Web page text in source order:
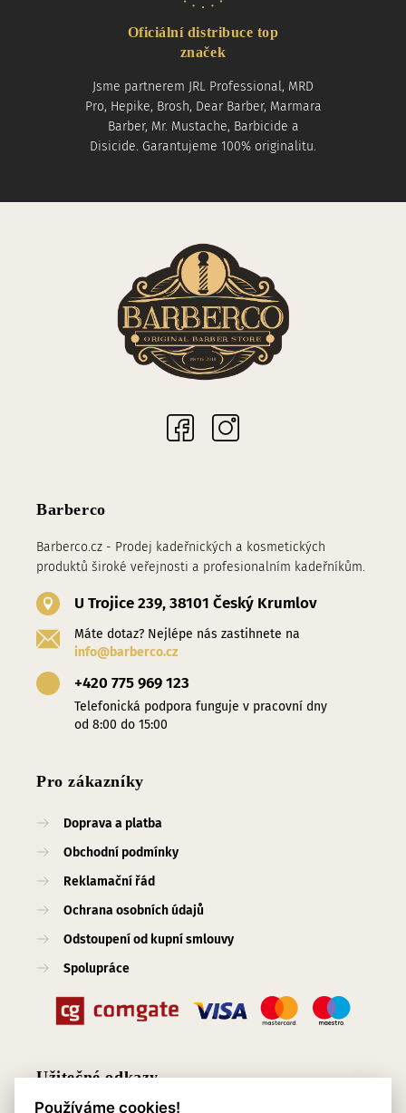
Oficiální distribuce top
značek
Jsme partnerem JRL Professional, MRD
Pro, Hepike, Brosh, Dear Barber, Marmara
Barber, Mr. Mustache, Barbicide a
Disicide. Garantujeme 100% originalitu.
Barberco
Barberco.cz - Prodej kadeřnických a kosmetických
produktů široké veřejnosti a profesionalním kadeřníkům.
U Trojice 239, 38101 Český Krumlov
Máte dotaz? Nejlépe nás zastihnete na
info@barberco.cz
+420 775 969 123
Telefonická podpora funguje v pracovní dny
od 8:00 do 15:00
Pro zákazníky
Doprava a platba
Obchodní podmínky
Reklamační řád
Ochrana osobních údajů
Odstoupení od kupní smlouvy
Spolupráce
Užitečné odkazy
Používáme cookies!